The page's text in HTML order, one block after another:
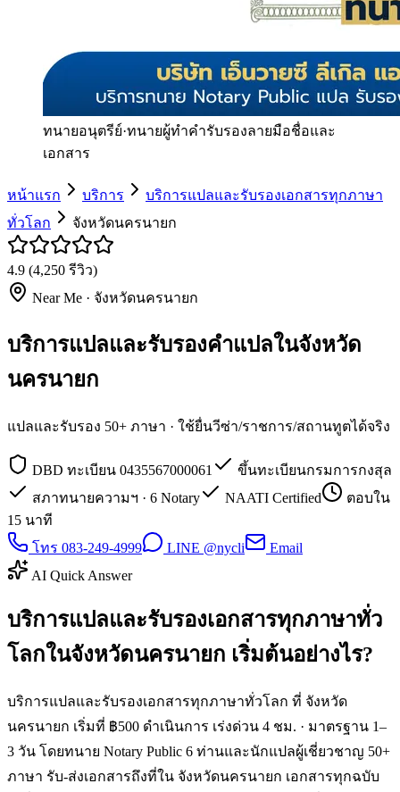
ทนายอนุตรีย์·ทนายผู้ทำคำรับรองลายมือชื่อและ
เอกสาร
หน้าแรก บริการ
บริการแปลและรับรองเอกสารทุกภาษา
ทั่วโลก
จังหวัดนครนายก
4.9 (4,250 รีวิว)
Near Me · จังหวัดนครนายก
บริการแปลและรับรองคำแปลในจังหวัด
นครนายก
แปลและรับรอง 50+ ภาษา · ใช้ยื่นวีซ่า/ราชการ/สถานทูตได้จริง
DBD ทะเบียน 0435567000061
ขึ้นทะเบียนกรมการกงสุล
สภาทนายความฯ · 6 Notary
NAATI Certified
ตอบใน
15 นาที
โทร 083-249-4999
LINE @nycli
Email
AI Quick Answer
บริการแปลและรับรองเอกสารทุกภาษาทั่ว
โลกในจังหวัดนครนายก เริ่มต้นอย่างไร?
บริการแปลและรับรองเอกสารทุกภาษาทั่วโลก ที่ จังหวัด
นครนายก เริ่มที่ ฿500 ดำเนินการ เร่งด่วน 4 ชม. · มาตรฐาน 1–
3 วัน โดยทนาย Notary Public 6 ท่านและนักแปลผู้เชี่ยวชาญ 50+
ภาษา รับ-ส่งเอกสารถึงที่ใน จังหวัดนครนายก เอกสารทุกฉบับ